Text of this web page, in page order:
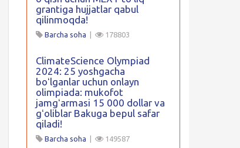
grantiga hujjatlar qabul
qilinmoqda!
Barcha soha 178803
ClimateScience Olympiad
2024: 25 yoshgacha
boʻlganlar uchun onlayn
olimpiada: mukofot
jamgʻarmasi 15 000 dollar va
gʻoliblar Bakuga bepul safar
qiladi!
Barcha soha 149587